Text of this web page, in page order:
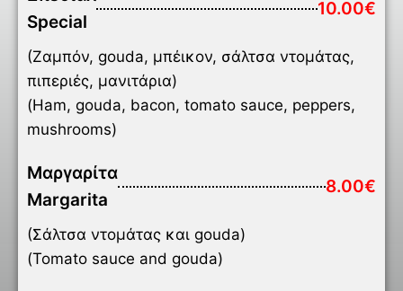
Special
10.00€
(Ζαμπόν, gouda, μπέικον, σάλτσα ντομάτας,
πιπεριές, μανιτάρια)
(Ham, gouda, bacon, tomato sauce, peppers,
mushrooms)
Μαργαρίτα
Margarita
8.00€
(Σάλτσα ντομάτας και gouda)
(Tomato sauce and gouda)